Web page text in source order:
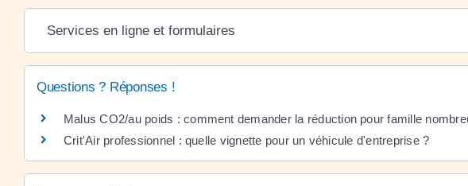
Services en ligne et formulaires
Questions ? Réponses !
Malus CO2/au poids : comment demander la réduction pour famille
Crit'Air professionnel : quelle vignette pour un véhicule d'entreprise ?